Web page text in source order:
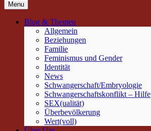
Menu
Blog & Themen
Allgemein
Beziehungen
Familie
Feminismus und Gender
Identität
News
Schwangerschaft/Embryologie
Schwangerschaftskonflikt – Hilfe
SEX(ualität)
Überbevölkerung
Wert(voll)